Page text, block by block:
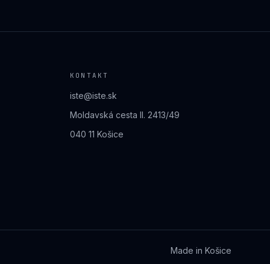
KONTAKT
iste@iste.sk
Moldavská cesta II. 2413/49
040 11 Košice
Made in Košice